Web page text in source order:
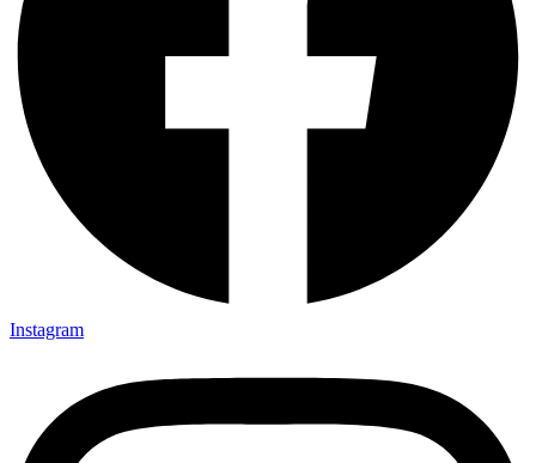
Instagram